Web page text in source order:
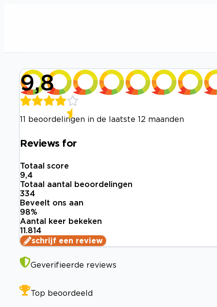
9,8
11 beoordelingen in de laatste 12 maanden
Reviews for
Totaal score
9,4
Totaal aantal beoordelingen
334
Beveelt ons aan
98%
Aantal keer bekeken
11.814
schrijf een review
Geverifieerde reviews
Top beoordeeld